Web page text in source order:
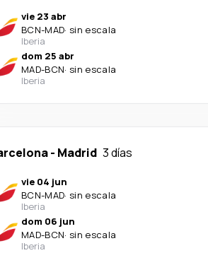
vie 23 abr
BCN-MAD· sin escala
Iberia
dom 25 abr
MAD-BCN· sin escala
Iberia
- Madrid 3 días
vie 04 jun
BCN-MAD· sin escala
Iberia
dom 06 jun
MAD-BCN· sin escala
Iberia